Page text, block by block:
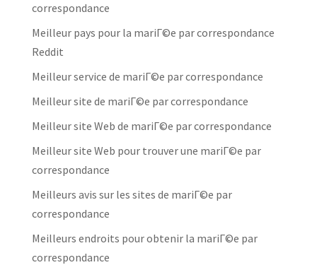
correspondance
Meilleur pays pour la mariГ©e par correspondance
Reddit
Meilleur service de mariГ©e par correspondance
Meilleur site de mariГ©e par correspondance
Meilleur site Web de mariГ©e par correspondance
Meilleur site Web pour trouver une mariГ©e par
correspondance
Meilleurs avis sur les sites de mariГ©e par
correspondance
Meilleurs endroits pour obtenir la mariГ©e par
correspondance